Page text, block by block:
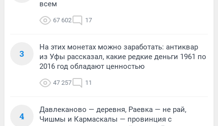
всем
67 602 17
3
На этих монетах можно заработать: антиквар
из Уфы рассказал, какие редкие деньги 1961 по
2016 год обладают ценностью
47 257 11
4
Давлеканово — деревня, Раевка — не рай,
Чишмы и Кармаскалы — провинция с